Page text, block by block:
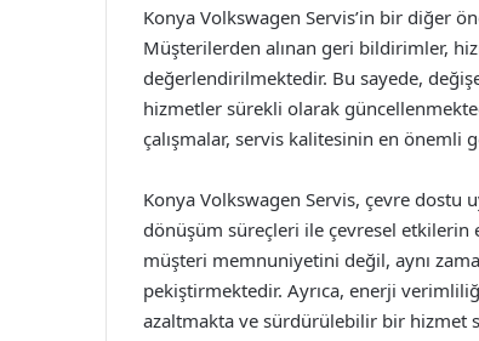
Konya Volkswagen Servis’in bir diğer
Müşterilerden alınan geri bildirimler,
değerlendirilmektedir. Bu sayede,
hizmetler sürekli olarak
çalışmalar, servis kalitesinin en önemli
Konya Volkswagen Servis, çevre dostu
dönüşüm süreçleri ile çevresel etkilerin
müşteri memnuniyetini değil, aynı
pekiştirmektedir. Ayrıca, enerji
azaltmakta ve sürdürülebilir bir hizmet